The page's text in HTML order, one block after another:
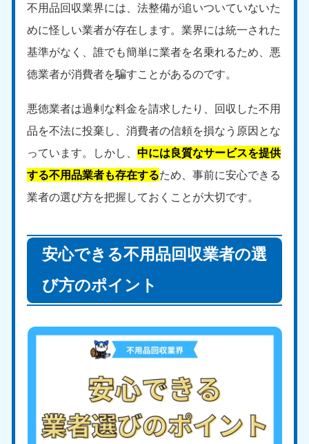
不用品回収業界には、法整備が追いついていないた
めに怪しい業者が存在します。業界には統一された
基準がなく、誰でも簡単に業者を名乗れるため、悪
徳業者が消費者を騙すことがあるのです。
悪徳業者は過剰な料金を請求したり、回収した不用
品を不法に投棄し、消費者の信頼を損なう原因とな
っています。しかし、中には良質なサービスを提供
する不用品業者も存在するため、事前に安心できる
業者の選び方を把握しておくことが大切です。
安心できる不用品回収業者の選
び方のポイント